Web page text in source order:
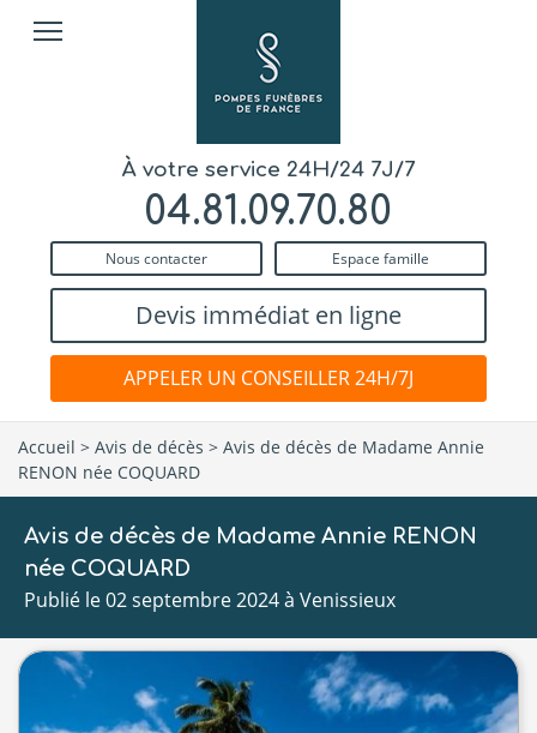
À votre service 24H/24 7J/7
04.81.09.70.80
Nous contacter Espace famille
Devis immédiat en ligne
APPELER UN CONSEILLER 24H/7J
Accueil > Avis de décès > Avis de décès de Madame Annie
RENON née COQUARD
Avis de décès de Madame Annie RENON
née COQUARD
Publié le 02 septembre 2024 à Venissieux